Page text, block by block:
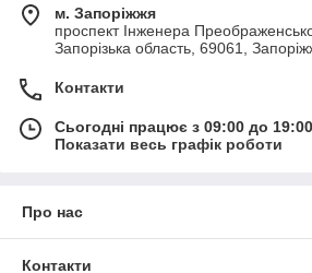
м. Запоріжжя
проспект Інженера
Запорізька область, 69061,
Контакти
Сьогодні працює з 09:00 до 19:00
Показати весь графік роботи
Про нас
Контакти